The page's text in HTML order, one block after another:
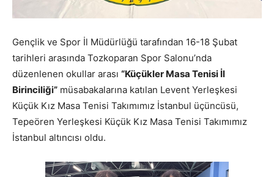
Gençlik ve Spor İl Müdürlüğü tarafından 16-18 Şubat
tarihleri arasında Tozkoparan Spor Salonu’nda
düzenlenen okullar arası “Küçükler Masa Tenisi İl
Birinciliği” müsabakalarına katılan Levent Yerleşkesi
Küçük Kız Masa Tenisi Takımımız İstanbul üçüncüsü,
Tepeören Yerleşkesi Küçük Kız Masa Tenisi Takımımız
İstanbul altıncısı oldu.